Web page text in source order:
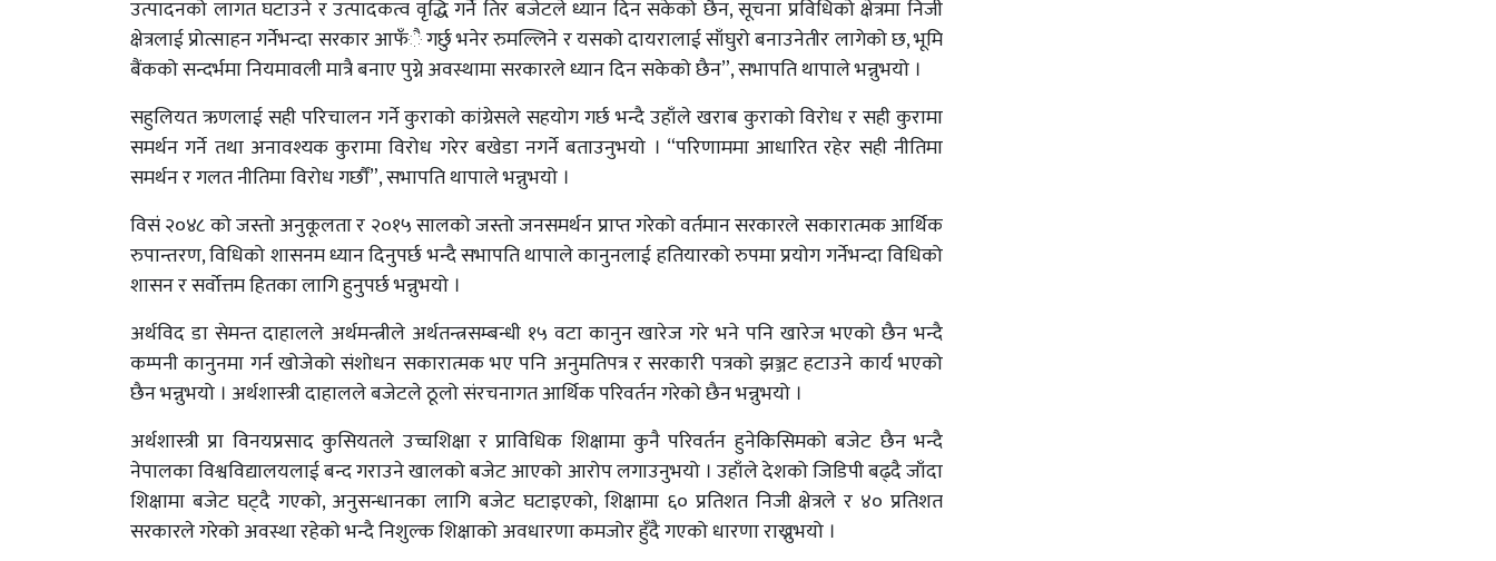
उत्पादनको लागत घटाउने र उत्पादकत्व वृद्धि गर्ने तिर बजेटले ध्यान दिन सकेको छैन, सूचना प्रविधिको क्षेत्रमा निजी
क्षेत्रलाई प्रोत्साहन गर्नेभन्दा सरकार आफँै गर्छु भनेर रुमल्लिने र यसको दायरालाई साँघुरो बनाउनेतीर लागेको छ, भूमि
बैंकको सन्दर्भमा नियमावली मात्रै बनाए पुग्ने अवस्थामा सरकारले ध्यान दिन सकेको छैन”, सभापति थापाले भन्नुभयो ।
सहुलियत ऋणलाई सही परिचालन गर्ने कुराको कांग्रेसले सहयोग गर्छ भन्दै उहाँले खराब कुराको विरोध र सही कुरामा
समर्थन गर्ने तथा अनावश्यक कुरामा विरोध गरेर बखेडा नगर्ने बताउनुभयो । “परिणाममा आधारित रहेर सही नीतिमा
समर्थन र गलत नीतिमा विरोध गर्छौं”, सभापति थापाले भन्नुभयो ।
विसं २०४८ को जस्तो अनुकूलता र २०१५ सालको जस्तो जनसमर्थन प्राप्त गरेको वर्तमान सरकारले सकारात्मक आर्थिक
रुपान्तरण, विधिको शासनम ध्यान दिनुपर्छ भन्दै सभापति थापाले कानुनलाई हतियारको रुपमा प्रयोग गर्नेभन्दा विधिको
शासन र सर्वोत्तम हितका लागि हुनुपर्छ भन्नुभयो ।
अर्थविद डा सेमन्त दाहालले अर्थमन्त्रीले अर्थतन्त्रसम्बन्धी १५ वटा कानुन खारेज गरे भने पनि खारेज भएको छैन भन्दै
कम्पनी कानुनमा गर्न खोजेको संशोधन सकारात्मक भए पनि अनुमतिपत्र र सरकारी पत्रको झञ्जट हटाउने कार्य भएको
छैन भन्नुभयो । अर्थशास्त्री दाहालले बजेटले ठूलो संरचनागत आर्थिक परिवर्तन गरेको छैन भन्नुभयो ।
अर्थशास्त्री प्रा विनयप्रसाद कुसियतले उच्चशिक्षा र प्राविधिक शिक्षामा कुनै परिवर्तन हुनेकिसिमको बजेट छैन भन्दै
नेपालका विश्वविद्यालयलाई बन्द गराउने खालको बजेट आएको आरोप लगाउनुभयो । उहाँले देशको जिडिपी बढ्दै जाँदा
शिक्षामा बजेट घट्दै गएको, अनुसन्धानका लागि बजेट घटाइएको, शिक्षामा ६० प्रतिशत निजी क्षेत्रले र ४० प्रतिशत
सरकारले गरेको अवस्था रहेको भन्दै निशुल्क शिक्षाको अवधारणा कमजोर हुँदै गएको धारणा राख्नुभयो ।